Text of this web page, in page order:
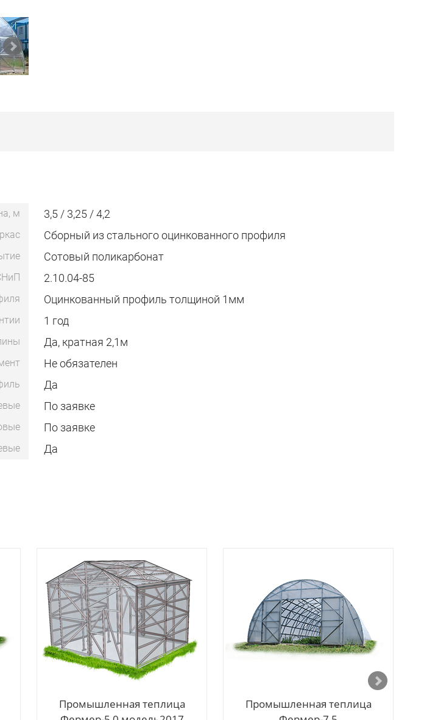
м 3,5 / 3,25 / 4,2
Сборный из стального оцинкованного профиля
Сотовый поликарбонат
2.10.04-85
Оцинкованный профиль толщиной 1мм
1 год
Да, кратная 2,1м
Не обязателен
Да
По заявке
По заявке
Да
Промышленная теплица
Промышленная теплица